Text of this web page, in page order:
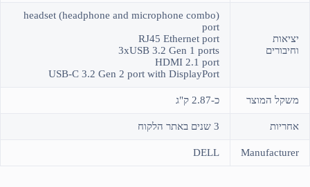
יציאות
וחיבורים
headset (headphone and microphone combo)
port
RJ45 Ethernet port
3xUSB 3.2 Gen 1 ports
HDMI 2.1 port
USB-C 3.2 Gen 2 port with DisplayPort
משקל המוצר כ-2.87 ק"ג
אחריות 3 שנים באתר הלקוח
Manufacturer
DELL